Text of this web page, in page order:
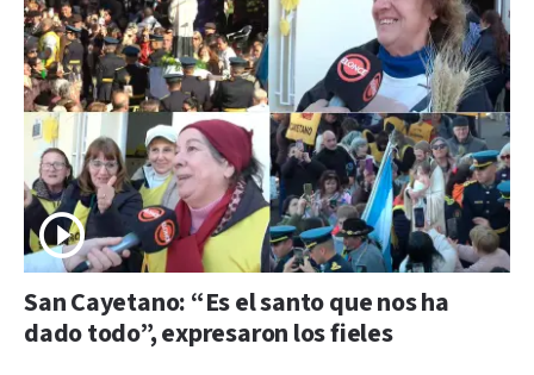
San Cayetano: “Es el santo que nos ha
dado todo”, expresaron los fieles